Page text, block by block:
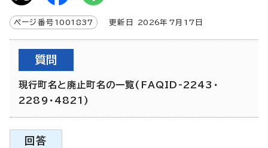
ページ番号 1001837 更新日 2026年7月 17 日
質問
現行町名と廃止町名の一覧(FAQID-2243・
2289・4821)
回答